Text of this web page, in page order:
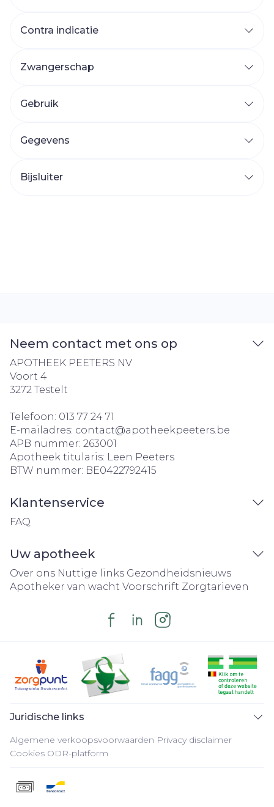
Contra indicatie
Zwangerschap
Gebruik
Gegevens
Bijsluiter
Neem contact met ons op
APOTHEEK PEETERS NV
Voort 4
3272 Testelt
Telefoon: 013 77 24 71
E-mailadres: contact@apotheekpeeters.be
APB nummer: 263001
Apotheek titularis: Leen Peeters
BTW nummer: BE0422792415
Klantenservice
FAQ
Uw apotheek
Over ons Nuttige links Gezondheidsnieuws
Apotheker van wacht Voorschrift Zorgtarieven
Juridische links
Algemene verkoopsvoorwaarden Privacy disclaimer
Cookies ODR-platform